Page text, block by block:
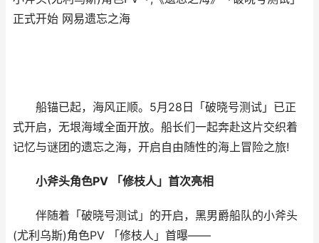
正式开始 网易遗忘之海
船锚已起，海风正顺。5月28日「破晓号测试」已正
式开启，无垠海域全面开放。船长们一起奔赴这片交织着
记忆与谜团的遗忘之海，开启自由随性的海上冒险之旅!
小斧头角色PV 「修枝人」首次亮相
伴随着「破晓号测试」的开启，黑男爵船队的小斧头
(尤利乌斯)角色PV 「修枝人」首曝——